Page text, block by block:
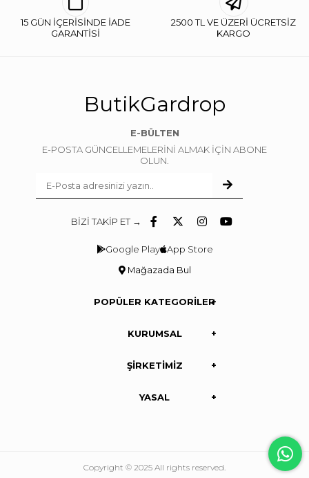
15 GÜN İÇERİSİNDE İADE
GARANTİSİ
2500 TL VE ÜZERİ ÜCRETSİZ
KARGO
ButikGardrop
E-BÜLTEN
E-POSTA GÜNCELLEMELERİNİ ALMAK İÇİN ABONE
OLUN.
BİZİ TAKİP ET →
Google Play App Store
Mağazada Bul
POPÜLER KATEGORİLER
KURUMSAL
ŞİRKETİMİZ
YASAL
Copyright © 2025 All rights reserved.